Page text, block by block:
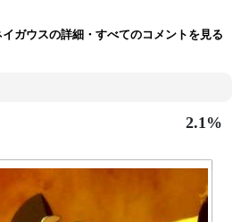
ガウスの詳細・すべてのコメントを見る
2.1%